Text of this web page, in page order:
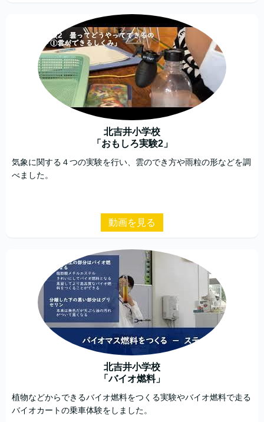
北吉井小学校
「おもしろ実験2」
気象に関する４つの実験を行い、雲のでき方や雨粒の形などを調
べました。
動画を見る
北吉井小学校
「バイオ燃料」
植物などからできるバイオ燃料をつくる実験やバイオ燃料で走る
バイオカートの乗車体験をしました。